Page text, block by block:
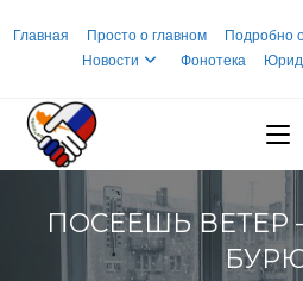
Главная Просто о главном Подробно
Новости
Фонотека
ПОСЕЕШЬ